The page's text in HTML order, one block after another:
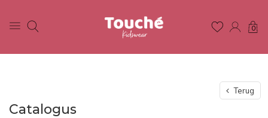
0
Terug
Catalogus